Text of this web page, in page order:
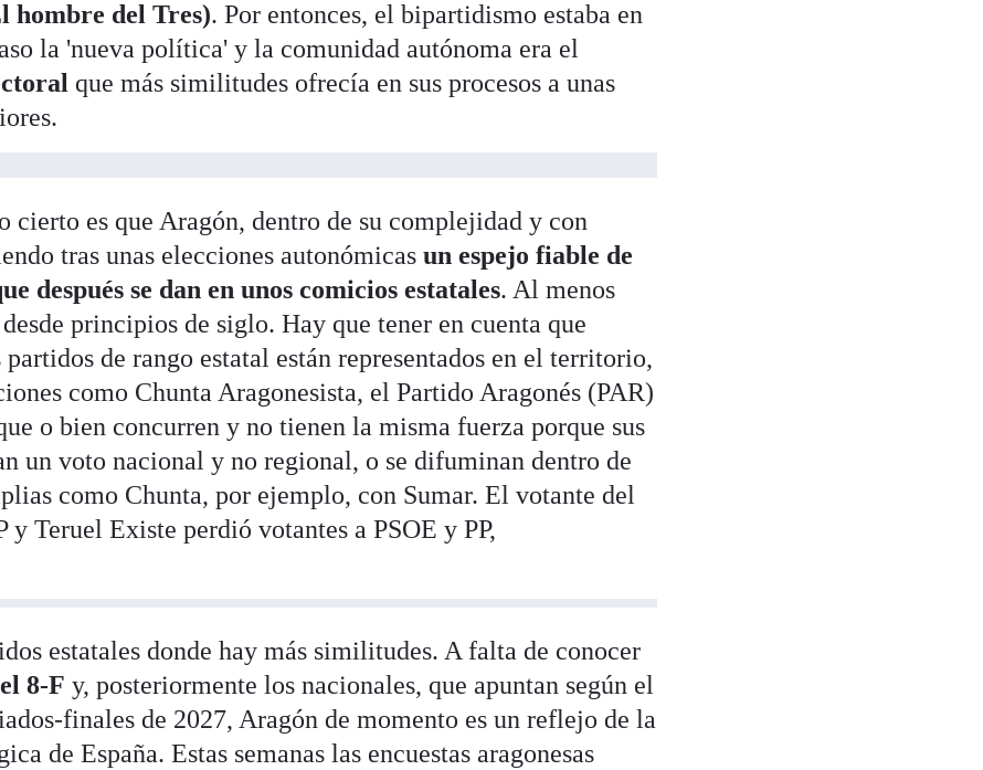
hombre del Tres). Por entonces, el bipartidismo estaba en
la 'nueva política' y la comunidad autónoma era el
que más similitudes ofrecía en sus procesos a unas
cierto es que Aragón, dentro de su complejidad y con
tras unas elecciones autonómicas un espejo fiable de
después se dan en unos comicios estatales. Al menos
principios de siglo. Hay que tener en cuenta que
de rango estatal están representados en el territorio,
como Chunta Aragonesista, el Partido Aragonés (PAR)
o bien concurren y no tienen la misma fuerza porque sus
un voto nacional y no regional, o se difuminan dentro de
como Chunta, por ejemplo, con Sumar. El votante del
y Teruel Existe perdió votantes a PSOE y PP,
estatales donde hay más similitudes. A falta de conocer
8-F y, posteriormente los nacionales, que apuntan según el
finales de 2027, Aragón de momento es un reflejo de la
de España. Estas semanas las encuestas aragonesas